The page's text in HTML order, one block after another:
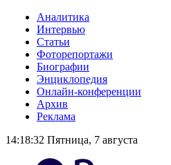
Аналитика
Интервью
Статьи
Фоторепортажи
Биографии
Энциклопедия
Онлайн-конференции
Архив
Реклама
14:18:32 Пятница, 7 августа